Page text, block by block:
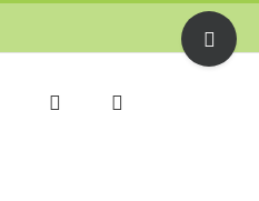
Toggle
Sliding
Bar